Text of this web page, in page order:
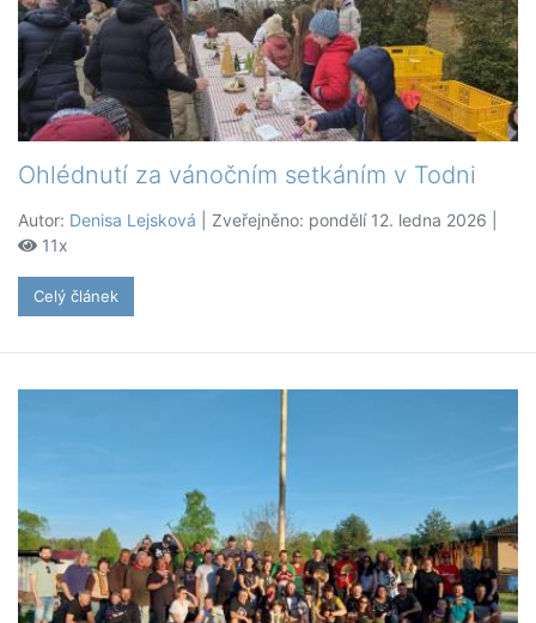
Ohlédnutí za vánočním setkáním v Todni
Autor: Denisa Lejsková | Zveřejněno: pondělí 12. ledna 2026 |
11x
Celý článek